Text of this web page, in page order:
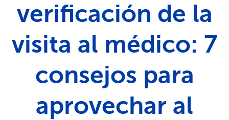
verificación de la
visita al médico: 7
consejos para
aprovechar al